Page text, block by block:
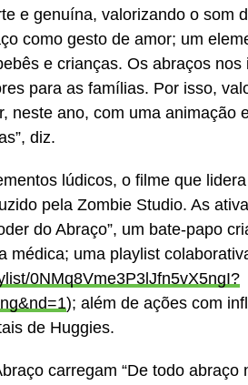
e genuína, valorizando o som
como gesto de amor; um
e crianças. Os abraços
para as famílias. Por isso,
neste ano, com uma animação
diz.
lúdicos, o filme que
pela Zombie Studio. As
do Abraço”, um bate-papo
médica; uma playlist
0NMq8Vme3P3lJfn5vX5ngI?
); além de ações com
de Huggies.
carregam “De todo abraço